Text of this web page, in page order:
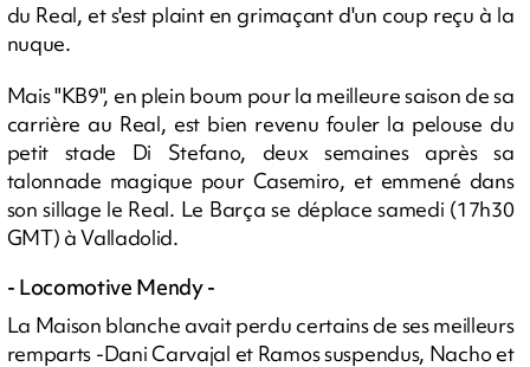
du Real, et s'est plaint en grimaçant d'un coup reçu à la
nuque.
Mais "KB9", en plein boum pour la meilleure saison de sa
carrière au Real, est bien revenu fouler la pelouse du
petit stade Di Stefano, deux semaines après sa
talonnade magique pour Casemiro, et emmené dans
son sillage le Real. Le Barça se déplace samedi (17h30
GMT) à Valladolid.
- Locomotive Mendy -
La Maison blanche avait perdu certains de ses meilleurs
remparts -Dani Carvajal et Ramos suspendus, Nacho et